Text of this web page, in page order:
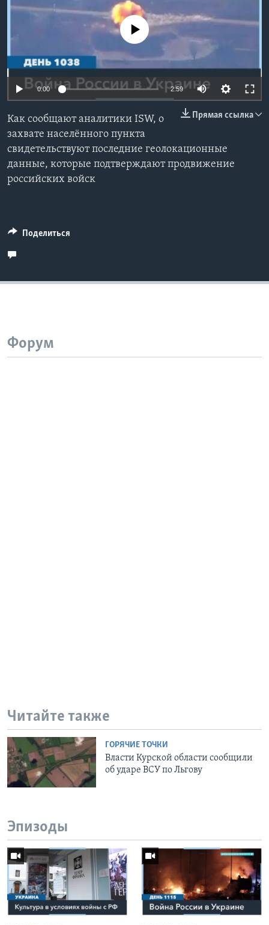
СОЦИАЛЬНЫЕ СЕТИ
No media source currently available
0:00 2:59
Прямая ссылка
Как сообщают аналитики ISW, о
захвате населённого пункта
свидетельствуют последние геолокационные
данные, которые подтверждают продвижение
российских войск
Поделиться
Форум
Читайте также
ГОРЯЧИЕ ТОЧКИ
Власти Курской области сообщили
об ударе ВСУ по Льгову
Эпизоды